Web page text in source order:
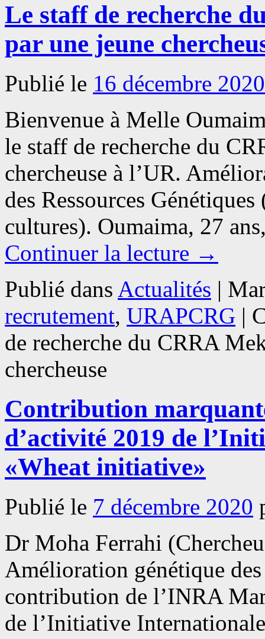
Le staff de recherche
par une jeune
Publié le 16 décembre 2020
Bienvenue à Melle
le staff de recherche du
chercheuse à l’UR.
des Ressources
cultures). Oumaima, 27
Continuer la lecture →
Publié dans Actualités |
recrutement, URAPCRG |
de recherche du CRRA
chercheuse
Contribution
d’activité 2019 de
«Wheat initiative»
Publié le 7 décembre 2020
Dr Moha Ferrahi
Amélioration génétique
contribution de l’INRA
de l’Initiative